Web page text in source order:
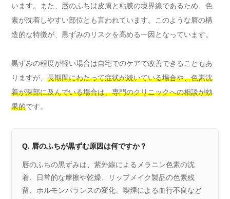
います。また、唇のふちは皮膚と粘膜の境界線であるため、色
素が沈着しやすい部位とも言われています。このような唇の構
造的な特徴が、黒ずみのリスクを高める一因となっています。
黒ずみの程度が軽い場合は自宅でのケアで改善できることもあ
りますが、 長期間にわたって症状が続いている場合や、色素沈
着が深部に及んでいる場合は、専門のクリニックへの相談が効
果的です。
Q. 唇のふちが黒ずむ原因は何ですか？
唇のふちの黒ずみは、紫外線によるメラニン色素の沈
着、日常的な摩擦や乾燥、リップメイク製品の色素残
留、ホルモンバランスの変化、喫煙による血行不良など